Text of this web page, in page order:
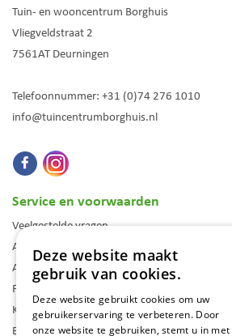
Tuin- en wooncentrum Borghuis
Vliegveldstraat 2
7561AT Deurningen
Telefoonnummer: +31 (0)74 276 1010
info@tuincentrumborghuis.nl
Service en voorwaarden
Veelgestelde vragen
Algemene voorwaarden
Assortiment
Folder
Klantenkaart
Blog
Deze website maakt
gebruik van cookies.
Deze website gebruikt cookies om uw
gebruikerservaring te verbeteren. Door
onze website te gebruiken, stemt u in met